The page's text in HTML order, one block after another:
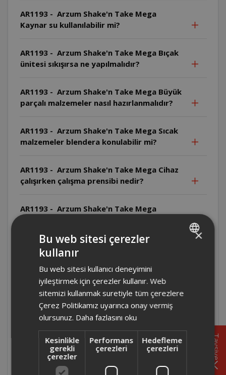
AR1193 - Arzum Shake'n Take Mega
Kaynar su kullanılabilir mi?
AR1193 - Arzum Shake'n Take Mega Bıçak
ünitesi sıkışırsa ne yapılmalıdır?
AR1193 - Arzum Shake'n Take Mega Büyük
parçalı malzemeler nasıl hazırlanmalıdır?
AR1193 - Arzum Shake'n Take Mega Sıcak
malzemeler blendera konulabilir mi?
AR1193 - Arzum Shake'n Take Mega Cihaz
çalışırken çalışma prensibi nedir?
AR1193 - Arzum Shake'n Take Mega
AR1193 - Arzum Shake'n Take Mega
Temizlikte hangi malzemeler
kullanılmamalıdır?
AR1193 - Arzum Shake'n Take Mega Bıçak
nasıl temizlenmelidir?
AR1193 - Arzum Shake'n Take Mega
Temizlik öncesi ne yapılmalıdır?
Tavsiye
×
Bu web sitesi çerezler
kullanır
Bu web sitesi kullanıcı deneyimini
iyileştirmek için çerezler kullanır. Web
sitemizi kullanmak suretiyle tüm çerezlere
Çerez Politikamız uyarınca onay vermiş
olursunuz. Daha fazlasını oku
Kesinlikle
gerekli
çerezler
Performans
çerezleri
Hedefleme
çerezleri